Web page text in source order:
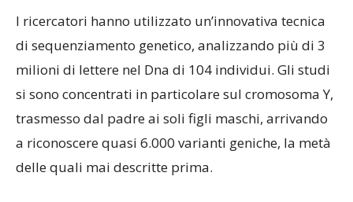
I ricercatori hanno utilizzato un’innovativa tecnica
di sequenziamento genetico, analizzando più di 3
milioni di lettere nel Dna di 104 individui. Gli studi
si sono concentrati in particolare sul cromosoma Y,
trasmesso dal padre ai soli figli maschi, arrivando
a riconoscere quasi 6.000 varianti geniche, la metà
delle quali mai descritte prima.